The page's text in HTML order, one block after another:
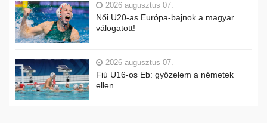
2026 augusztus 07.
Női U20-as Európa-bajnok a magyar
válogatott!
2026 augusztus 07.
Fiú U16-os Eb: győzelem a németek
ellen